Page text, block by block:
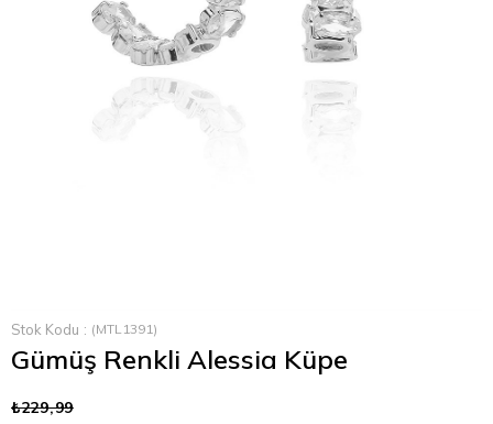
Stok Kodu (MTL1391)
Gümüş Renkli Alessia Küpe
₺229,99